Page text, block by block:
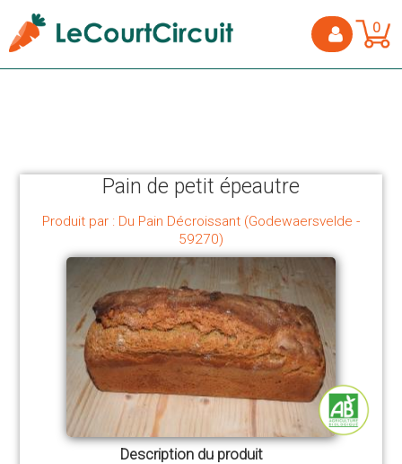
0
Pain de petit épeautre
Produit par : Du Pain Décroissant (Godewaersvelde -
59270)
Description du produit